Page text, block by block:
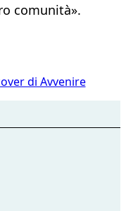
comunità».
di Avvenire